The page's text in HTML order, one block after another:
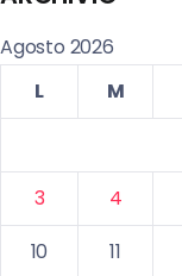
Agosto 2026
L
M
3
4
10
11